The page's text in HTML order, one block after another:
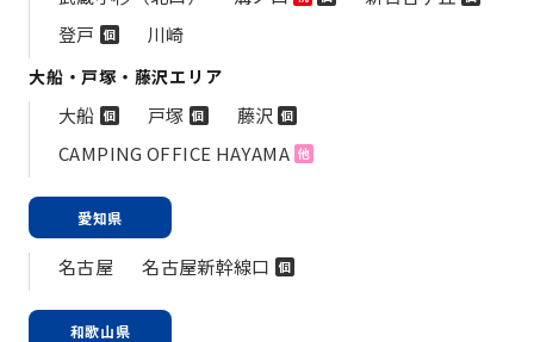
登戸 個 川崎
大船・戸塚・藤沢エリア
大船 個 戸塚 個 藤沢 個
CAMPING OFFICE HAYAMA 他
愛知県
名古屋 名古屋新幹線口 個
和歌山県